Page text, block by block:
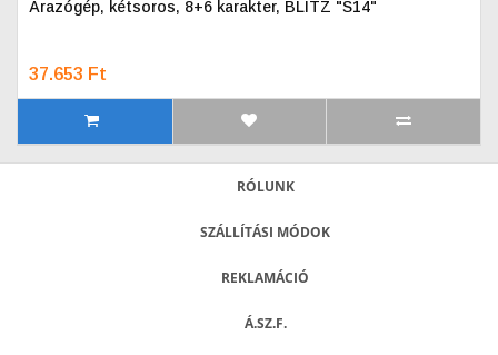
Árazógép, kétsoros, 8+6 karakter, BLITZ "S14"
37.653 Ft
RÓLUNK
SZÁLLÍTÁSI MÓDOK
REKLAMÁCIÓ
Á.SZ.F.